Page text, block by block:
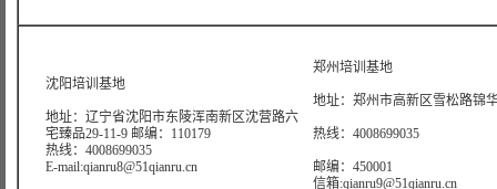
沈阳培训基地
地址：辽宁省沈阳市东陵浑南新区沈营路六
宅臻品29-11-9 邮编：110179
热线：4008699035
E-mail:qianru8@51qianru.cn
郑州培训基地
地址：郑州市高新区雪松路锦
热线：4008699035
邮编：450001
信箱:qianru9@51qianru.cn